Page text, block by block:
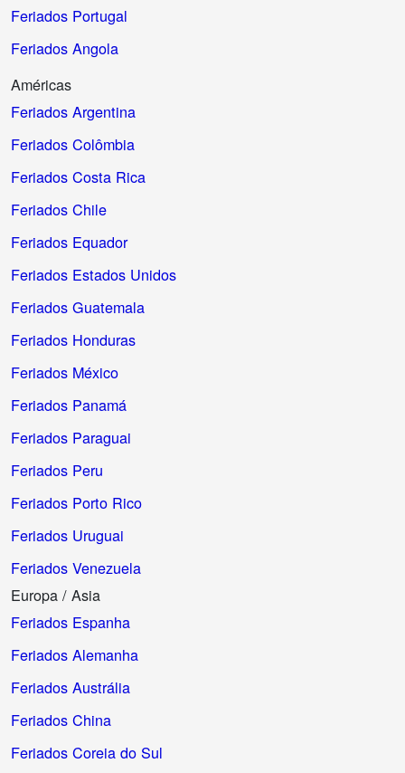
Feriados Portugal
Feriados Angola
Américas
Feriados Argentina
Feriados Colômbia
Feriados Costa Rica
Feriados Chile
Feriados Equador
Feriados Estados Unidos
Feriados Guatemala
Feriados Honduras
Feriados México
Feriados Panamá
Feriados Paraguai
Feriados Peru
Feriados Porto Rico
Feriados Uruguai
Feriados Venezuela
Europa / Asia
Feriados Espanha
Feriados Alemanha
Feriados Austrália
Feriados China
Feriados Coreia do Sul